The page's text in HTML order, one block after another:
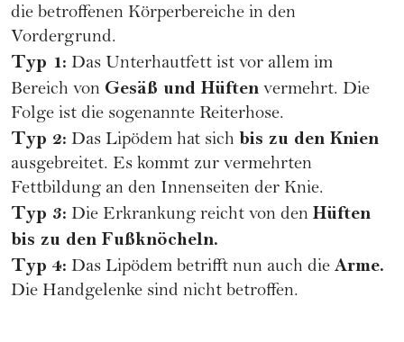
die betroffenen Körperbereiche in den
Vordergrund.
Typ 1: Das Unterhautfett ist vor allem im
Bereich von Gesäß und Hüften vermehrt. Die
Folge ist die sogenannte Reiterhose.
Typ 2: Das Lipödem hat sich bis zu den Knien
ausgebreitet. Es kommt zur vermehrten
Fettbildung an den Innenseiten der Knie.
Typ 3: Die Erkrankung reicht von den Hüften
bis zu den Fußknöcheln.
Typ 4: Das Lipödem betrifft nun auch die Arme.
Die Handgelenke sind nicht betroffen.